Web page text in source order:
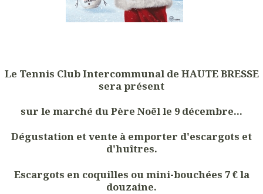
Le Tennis Club Intercommunal de HAUTE BRESSE
sera présent
sur le marché du Père Noël le 9 décembre...
Dégustation et vente à emporter d'escargots et
d'huîtres.
Escargots en coquilles ou mini-bouchées 7 € la
douzaine.